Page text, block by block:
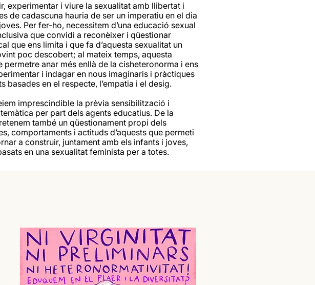
experimentar i viure la sexualitat amb llibertat i
de cadascuna hauria de ser un imperatiu en el dia
Per fer-ho, necessitem d’una educació sexual
que convidi a reconèixer i qüestionar
que ens limita i que fa d’aquesta sexualitat un
poc descobert; al mateix temps, aquesta
permetre anar més enllà de la cisheteronorma i ens
i indagar en nous imaginaris i pràctiques
basades en el respecte, l’empatia i el desig.
imprescindible la prèvia sensibilització i
per part dels agents educatius. De la
també un qüestionament propi dels
comportaments i actituds d’aquests que permeti
a construir, juntament amb els infants i joves,
en una sexualitat feminista per a totes.